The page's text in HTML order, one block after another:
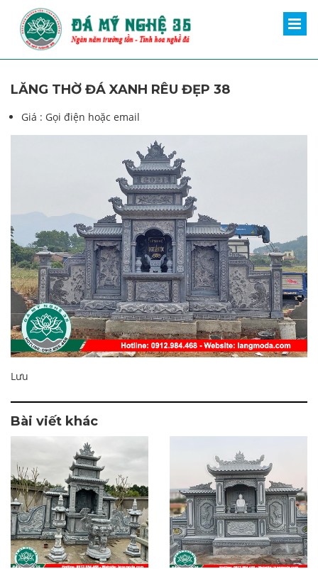
LĂNG THỜ ĐÁ XANH RÊU ĐẸP 38
Giá : Gọi điện hoặc email
Lưu
Bài viết khác